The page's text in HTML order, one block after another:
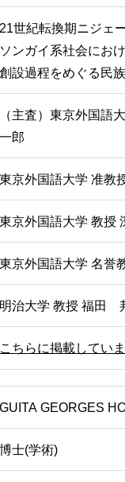
21世紀転換期ニジェ
ソンガイ系社会にお
創設過程をめぐる民
（主査）東京外国語
一郎
東京外国語大学 准
東京外国語大学 教
東京外国語大学 名
明治大学 教授 福田
こちらに掲載していま
GUITA GEORGES
博士(学術)